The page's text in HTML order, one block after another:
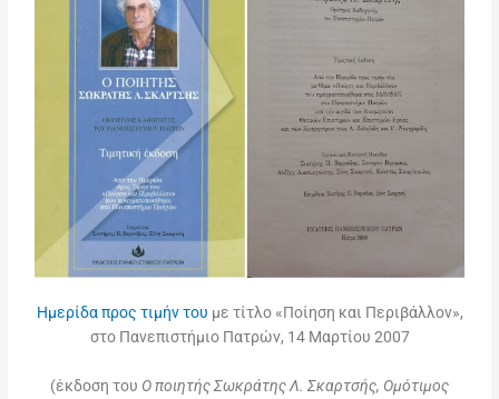
Ημερίδα προς τιμήν του με τίτλο «Ποίηση και Περιβάλλον»,
στο Πανεπιστήμιο Πατρών, 14 Μαρτίου 2007
(έκδοση του Ο ποιητής Σωκράτης Λ. Σκαρτσής, Ομότιμος